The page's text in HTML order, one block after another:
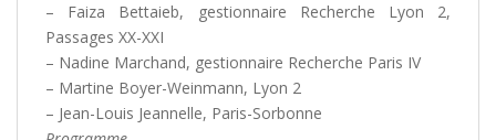
– Faiza Bettaieb, gestionnaire Recherche Lyon 2,
Passages XX-XXI
– Nadine Marchand, gestionnaire Recherche Paris IV
– Martine Boyer-Weinmann, Lyon 2
– Jean-Louis Jeannelle, Paris-Sorbonne